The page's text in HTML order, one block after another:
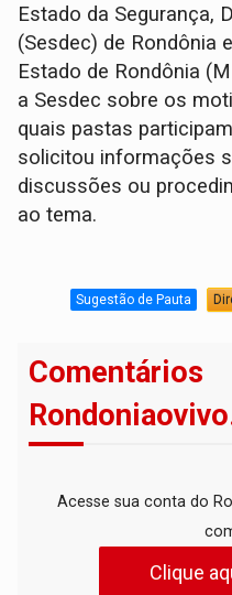
Estado da Segurança,
(Sesdec) de Rondônia
Estado de Rondônia
a Sesdec sobre os
quais pastas
solicitou informações
discussões ou
ao tema.
Sugestão de Pauta
Comentários
Acesse sua conta do
Clique